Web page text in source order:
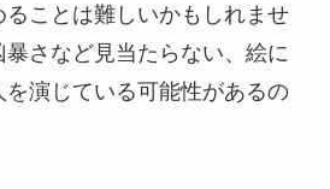
ることは難しいかもしれませ
さなど見当たらない、絵に
演じている可能性があるの